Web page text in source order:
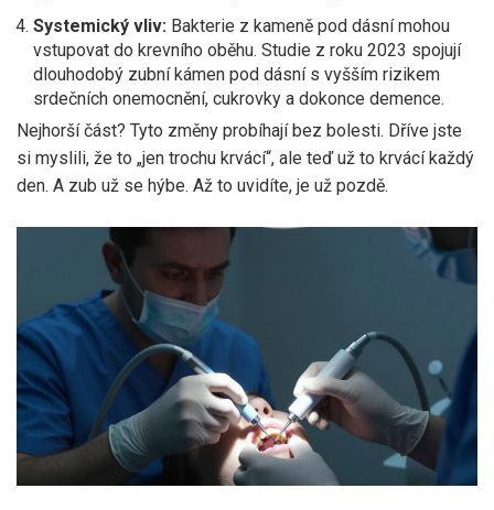
Systemický vliv: Bakterie z kameně pod dásní mohou
vstupovat do krevního oběhu. Studie z roku 2023 spojují
dlouhodobý zubní kámen pod dásní s vyšším rizikem
srdečních onemocnění, cukrovky a dokonce demence.
Nejhorší část? Tyto změny probíhají bez bolesti. Dříve jste
si myslili, že to „jen trochu krvácí“, ale teď už to krvácí každý
den. A zub už se hýbe. Až to uvidíte, je už pozdě.